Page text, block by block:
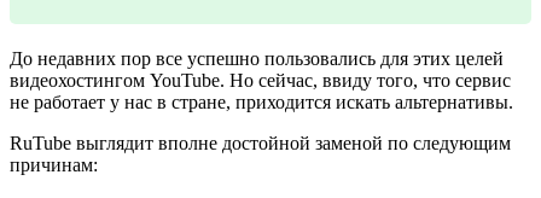
До недавних пор все успешно пользовались для этих целей
видеохостингом YouTube. Но сейчас, ввиду того, что сервис
не работает у нас в стране, приходится искать альтернативы.
RuTube выглядит вполне достойной заменой по следующим
причинам: